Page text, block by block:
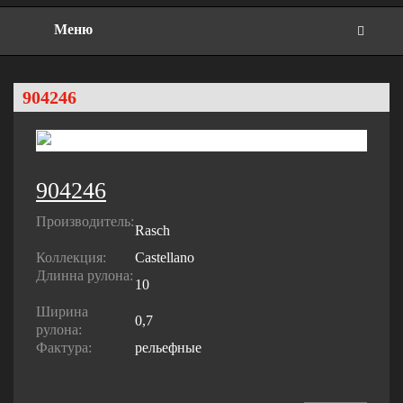
Меню
904246
904246
Производитель:
Rasch
Коллекция:
Castellano
Длинна рулона:
10
Ширина
рулона:
0,7
Фактура:
рельефные